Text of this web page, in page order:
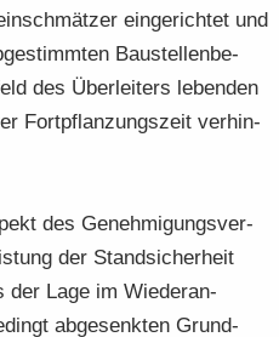
ein­ge­rich­tet und
Bau­stel­len­be­
des Über­lei­ters le­ben­den
Fort­pflan­zungs­zeit ver­hin­
des Ge­neh­mi­gungs­ver­
der Stand­si­cher­heit
der Lage im Wiederan­
ab­ge­senk­ten Grund­